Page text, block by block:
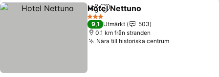
Dela Lägg till i Mina Favoriter
Hotel Nettuno
3 Stjärnor
9,1 Utmärkt
503
0.1 km från stranden
Nära till historiska centrumSe priser